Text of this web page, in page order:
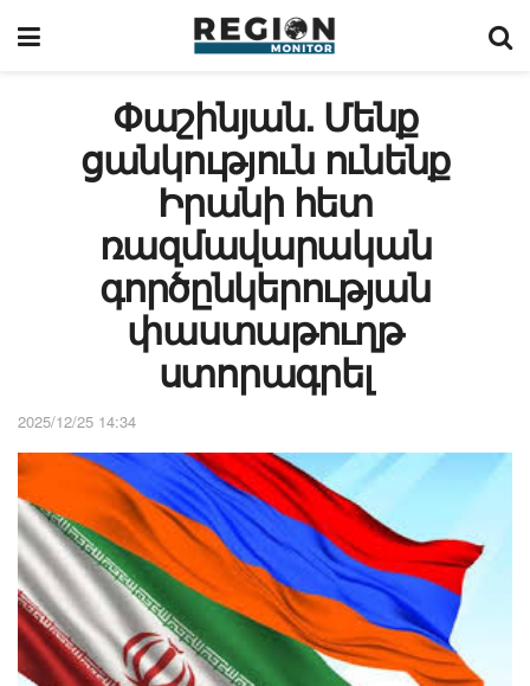
Փաշինյան. Մենք
ցանկություն ունենք
Իրանի հետ
ռազմավարական
գործընկերության
փաստաթուղթ
ստորագրել
2025/12/25 14:34